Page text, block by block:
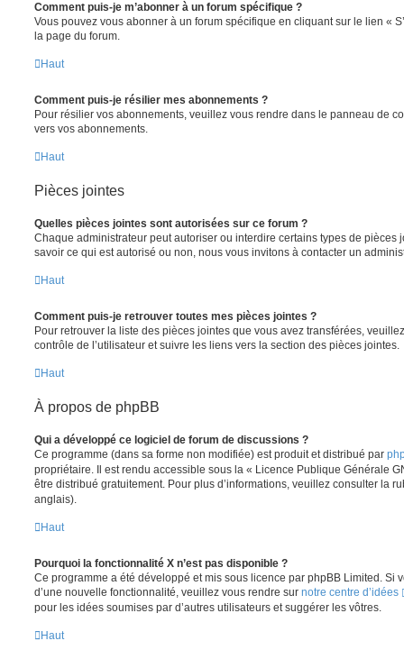
Comment puis-je m’abonner à un forum spécifique ?
Vous pouvez vous abonner à un forum spécifique en cliquant sur le lien «
la page du forum.
Haut
Comment puis-je résilier mes abonnements ?
Pour résilier vos abonnements, veuillez vous rendre dans le panneau de
vers vos abonnements.
Haut
Pièces jointes
Quelles pièces jointes sont autorisées sur ce forum ?
Chaque administrateur peut autoriser ou interdire certains types de pièces
savoir ce qui est autorisé ou non, nous vous invitons à contacter un
Haut
Comment puis-je retrouver toutes mes pièces jointes ?
Pour retrouver la liste des pièces jointes que vous avez transférées,
contrôle de l’utilisateur et suivre les liens vers la section des pièces jointes.
Haut
À propos de phpBB
Qui a développé ce logiciel de forum de discussions ?
Ce programme (dans sa forme non modifiée) est produit et distribué par
propriétaire. Il est rendu accessible sous la « Licence Publique Générale
être distribué gratuitement. Pour plus d’informations, veuillez consulter la
anglais).
Haut
Pourquoi la fonctionnalité X n’est pas disponible ?
Ce programme a été développé et mis sous licence par phpBB Limited. Si
d’une nouvelle fonctionnalité, veuillez vous rendre sur notre centre d’idées
pour les idées soumises par d’autres utilisateurs et suggérer les vôtres.
Haut